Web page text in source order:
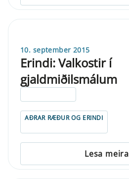
10. september 2015
Erindi: Valkostir í
gjaldmiðilsmálum
AÐRAR RÆÐUR OG ERINDI
Lesa meira